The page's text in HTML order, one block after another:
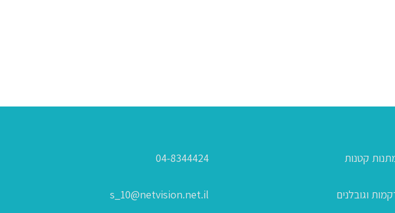
קטנות
וגובלנים
04-8344424
s_10@netvision.net.il